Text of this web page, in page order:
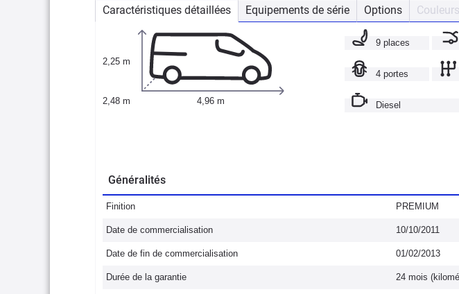
Caractéristiques détaillées Equipements de série Options Couleurs
2,25 m
2,48 m 4,96 m
9 places
4 portes
Diesel
Généralités
Finition PREMIUM
Date de commercialisation 10/10/2011
Date de fin de commercialisation 01/02/2013
Durée de la garantie 24 mois